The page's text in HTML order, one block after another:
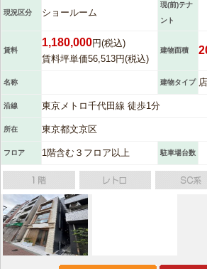
現況区分 ショールーム
現(前)テナ
ント
賃料
1,180,000円(税込)
賃料坪単価56,513円(税込)
建物面積
名称 建物タイプ
沿線 東京メトロ千代田線 徒歩1分
所在 東京都文京区
フロア 1階含む３フロア以上 駐車場台数